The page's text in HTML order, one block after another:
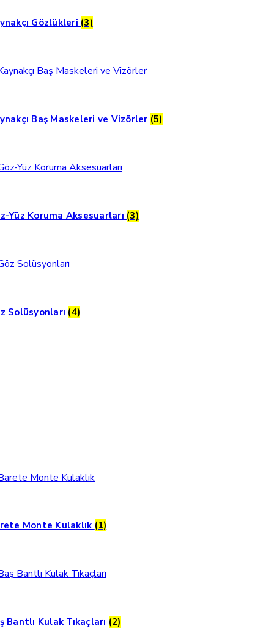
Gözlükleri (3)
Baş Maskeleri ve Vizörler (5)
Yüz Koruma Aksesuarları (3)
Solüsyonları (4)
Monte Kulaklık (1)
Bantlı Kulak Tıkaçları (2)